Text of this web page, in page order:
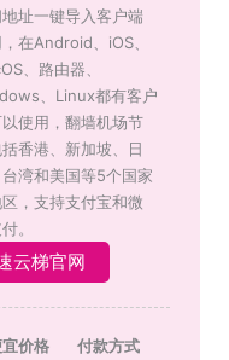
址一键导入客户端
在Android、iOS、
、路由器、
、Linux都有客户
使用，翻墙机场节
括香港、新加坡、日
湾和美国等5个国家
，支持支付宝和微
。
云梯官网
价格
付款方式